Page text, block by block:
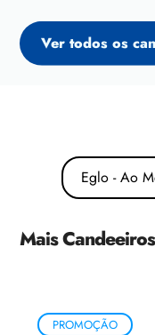
Ver todos os
Eglo - Ao
Mais
PROMOÇÃO